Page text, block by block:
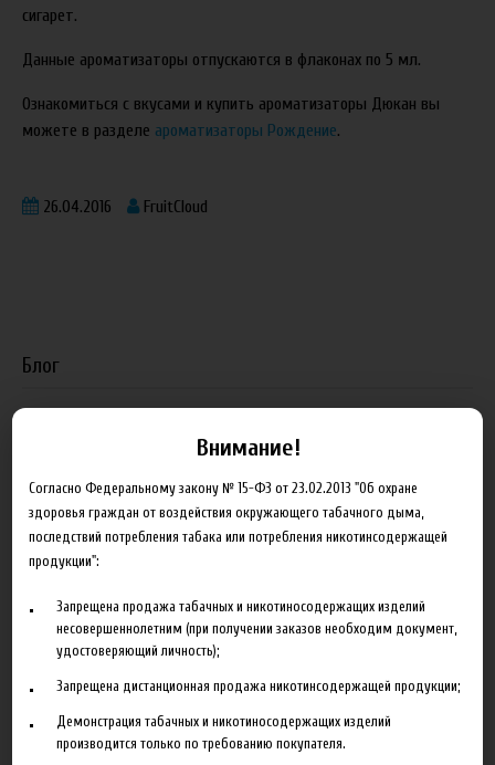
сигарет.
Данные ароматизаторы отпускаются в флаконах по 5 мл.
Ознакомиться с вкусами и купить ароматизаторы Дюкан вы
можете в разделе ароматизаторы Рождение.
26.04.2016 FruitCloud
Блог
Новая линейка жидкостей Time Travel Machine
Поступление ароматизаторов XianTaima
Подробнее
Партнеры
"ZEUS", г. Санкт-Петербург
Внимание!
Согласно Федеральному закону № 15-ФЗ от 23.02.2013 "Об охране
здоровья граждан от воздействия окружающего табачного дыма,
последствий потребления табака или потребления никотинсодержащей
продукции":
Запрещена продажа табачных и никотиносодержащих изделий
несовершеннолетним (при получении заказов необходим документ,
удостоверяющий личность);
Запрещена дистанционная продажа никотинсодержащей продукции;
Демонстрация табачных и никотиносодержащих изделий
производится только по требованию покупателя.